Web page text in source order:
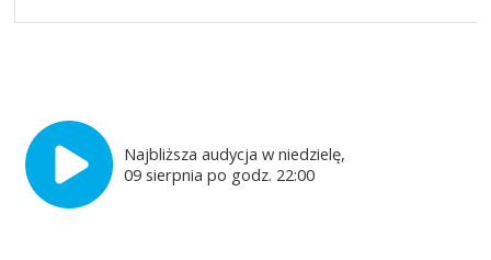
Najbliższa audycja w niedzielę,
09 sierpnia po godz. 22:00